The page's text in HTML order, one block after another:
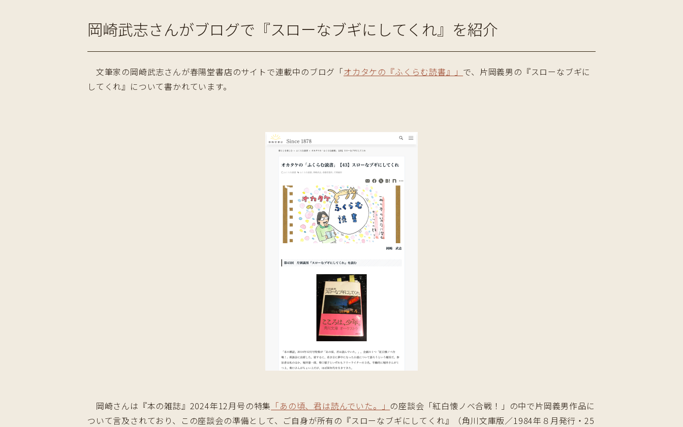
岡崎武志さんがブログで『スローなブギにしてくれ』を紹介
文筆家の岡崎武志さんが春陽堂書店のサイトで連載中のブログ「オカタケの『ふくらむ読書』」 で、片岡義男の『スローなブギに
してくれ』について書かれています。
岡崎さんは『本の雑誌』2024年12月号の特集 「あの頃、君は読んでいた。」 の座談会「紅白懐ノベ合戦！」の中で片岡義男作品に
ついて言及されており、この座談会の準備として、ご自身が所有の『スローなブギにしてくれ』（角川文庫版／1984年８月発行・25